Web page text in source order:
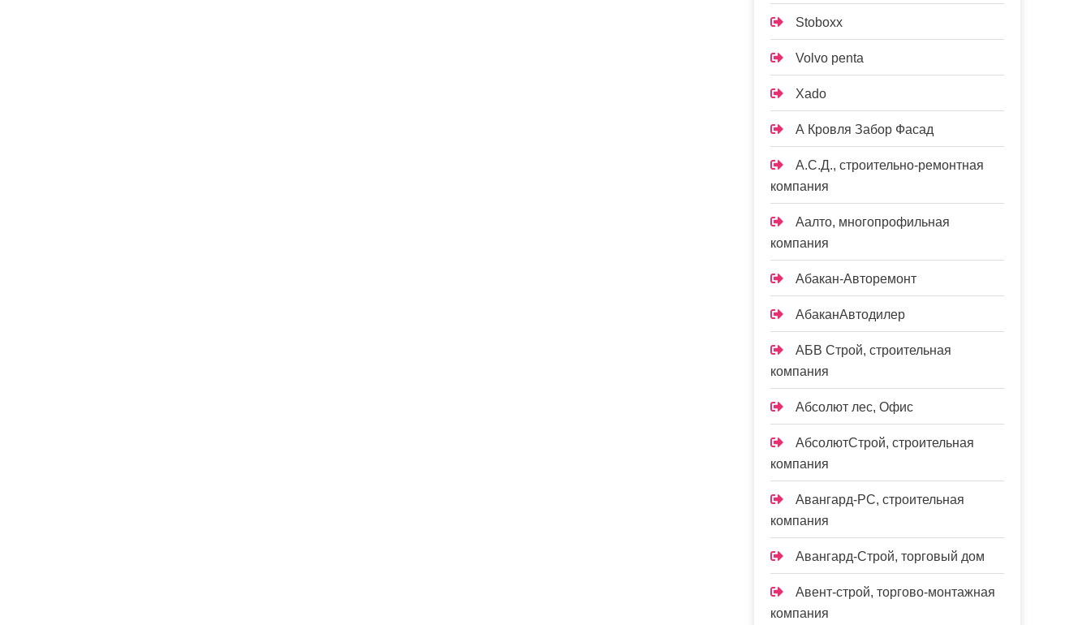
Stoboxx
Volvo penta
Xado
А Кровля Забор Фасад
А.С.Д., строительно-ремонтная
компания
Аалто, многопрофильная
компания
Абакан-Авторемонт
АбаканАвтодилер
АБВ Строй, строительная
компания
Абсолют лес, Офис
АбсолютСтрой, строительная
компания
Авангард-РС, строительная
компания
Авангард-Строй, торговый дом
Авент-строй, торгово-монтажная
компания